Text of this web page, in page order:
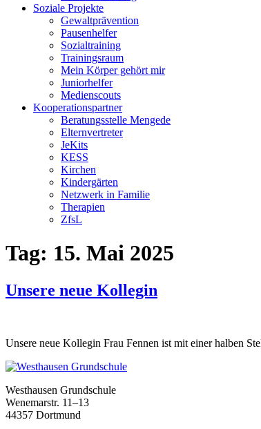
Soziale Projekte
Gewaltprävention
Pausenhelfer
Sozialtraining
Trainingsraum
Mein Körper gehört mir
Juniorhelfer
Medienscouts
Kooperationspartner
Beratungsstelle Mengede
Elternvertreter
JeKits
KESS
Kirchen
Kindergärten
Netzwerk in Familie
Therapien
ZfsL
Tag: 15. Mai 2025
Unsere neue Kollegin
Unsere neue Kollegin Frau Fennen ist mit einer halben
Westhausen Grundschule
Wenemarstr. 11–13
44357 Dortmund